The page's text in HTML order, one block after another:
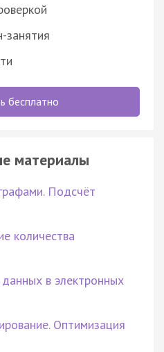
занятия
бесплатно
материалы
Подсчёт
количества
в электронных
Оптимизация